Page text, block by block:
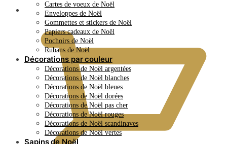
0.00 €
Cartes de voeux de Noël
Enveloppes de Noël
Gommettes et stickers de Noël
Papiers cadeaux de Noël
Pochoirs de Noël
Rubans de Noël
Décorations par couleur
Décorations de Noël argentées
Décorations de Noël blanches
Décorations de Noël bleues
Décorations de Noël dorées
Décorations de Noël pas cher
Décorations de Noël rouges
Décorations de Noël scandinaves
Décorations de Noël vertes
Sapins de Noël